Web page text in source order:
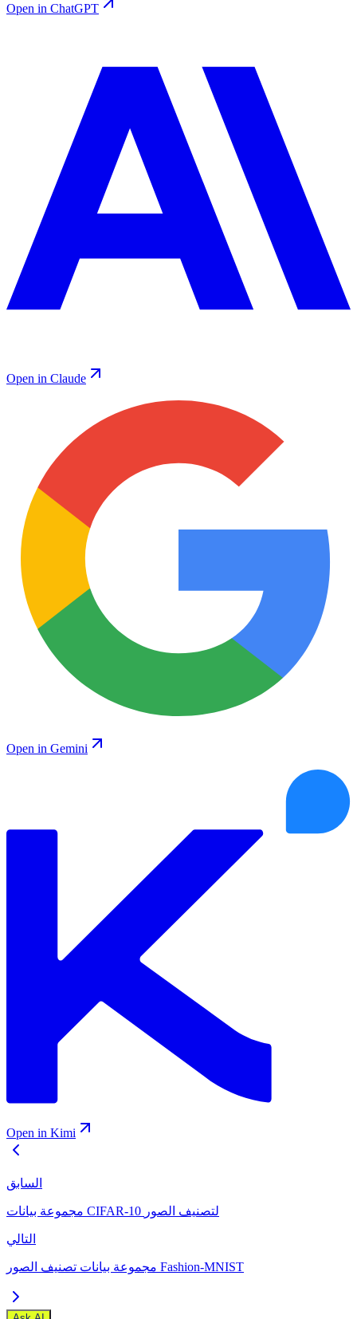
Open in ChatGPT
Open in Claude
Open in Gemini
Open in Kimi
السابق
مجموعة بيانات CIFAR-10 لتصنيف الصور
التالي
مجموعة بيانات تصنيف الصور Fashion-MNIST